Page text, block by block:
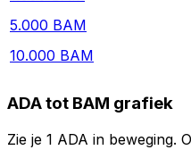
5.000 BAM
10.000 BAM
ADA tot BAM grafiek
Zie je 1 ADA in beweging.